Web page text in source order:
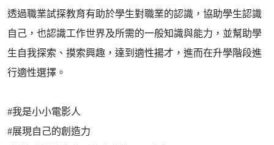
透過職業試探教育有助於學生對職業的認識，協助學生認識
自己，也認識工作世界及所需的一般知識與能力，並幫助學
生自我探索、摸索興趣，達到適性揚才，進而在升學階段進
行適性選擇。
#我是小小電影人
#展現自己的創造力